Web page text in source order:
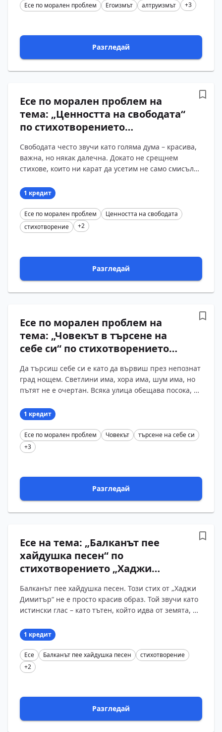
Есе по морален проблем Егоизмът алтруизмът +3
Разгледай
Есе по морален проблем на
тема: „Ценността на свободата“
по стихотворението
на Христо Ботев
Свободата често звучи като голяма дума – красива,
важна, но някак далечна. Докато не срещнем
стихове, които ни карат да усетим не само смисъла
Хр?...
1 кредит
Есе по морален проблем
Ценността на свободата
стихотворение
+2
Разгледай
Есе по морален проблем на
тема: „Човекът в търсене на
себе си“ по стихотворението
Да търсиш себе си е като да вървиш през непознат
град нощем. Светлини има, хора има, шум има, но
пътят не е очертан. Всяка улица обещава посока, а
1 кредит
Есе по морален проблем Човекът
търсене на себе си
+3
Разгледай
Есе на тема: „Балканът пее
хайдушка песен“ по
стихотворението „Хаджи
Балканът пее хайдушка песен. Този стих от „Хаджи
Димитър“ не е просто красив образ. Той звучи като
истински глас – като тътен, който идва от земята, но
1 кредит
Есе Балканът пее хайдушка песен
стихотворение
+2
Разгледай